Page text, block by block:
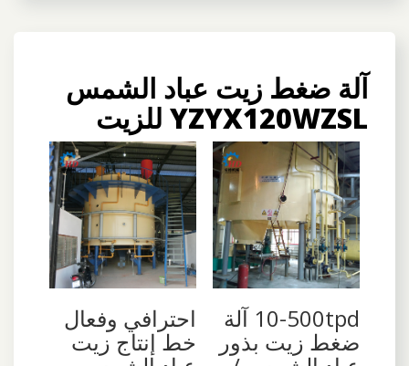
آلة ضغط زيت عباد الشمس
YZYX120WZSL للزيت
10-500tpd آلة
ضغط زيت بذور
احترافي وفعال
خط إنتاج زيت